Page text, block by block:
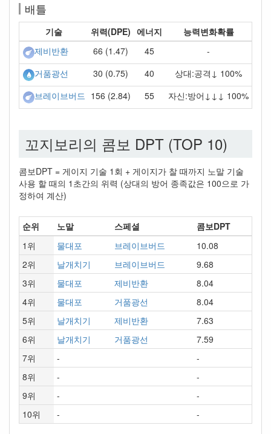
배틀
기술 위력(DPE) 에너지
능력변화확률
제비반환
66 (1.47) 45
-
거품광선
30 (0.75) 40
상대:공격↓ 100%
브레이브버드 156 (2.84) 55 자신:방어↓↓↓ 100%
꼬지보리의 콤보 DPT (TOP 10)
콤보DPT = 게이지 기술 1회 + 게이지가 찰 때까지 노말 기술
사용 할 때의 1초간의 위력 (상대의 방어 종족값은 100으로 가
정하여 계산)
순위 노말 스페셜
콤보DPT
1위
물대포 브레이브버드
10.08
2위
날개치기 브레이브버드
9.68
3위
물대포 제비반환
8.04
4위
물대포 거품광선
8.04
5위
날개치기 제비반환
7.63
6위
날개치기 거품광선
7.59
7위
-
-
8위
-
-
9위
-
-
10위
- -